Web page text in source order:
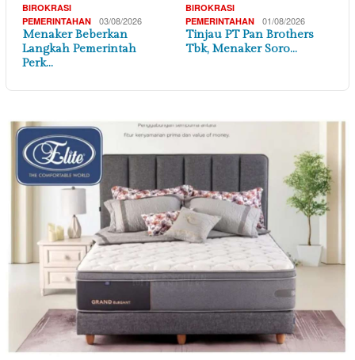
BIROKRASI
PEMERINTAHAN
03/08/2026
Menaker Beberkan
Langkah Pemerintah
Perk…
BIROKRASI
PEMERINTAHAN
01/08/2026
Tinjau PT Pan Brothers
Tbk, Menaker Soro…